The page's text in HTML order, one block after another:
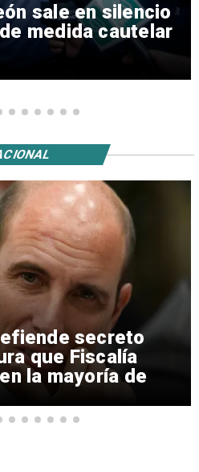
sale en silencio
medida cautelar
secreto
que Fiscalía
la mayoría de